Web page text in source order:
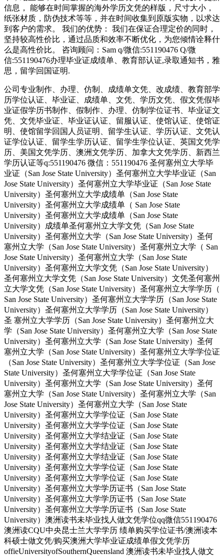
信息， 能够在时间掌握的海外学历文凭的样版，尺寸大小，
纸张材质，防伪技术等等，并在时间收集到原版实物，以求达
到客户的需求。 我们的优势： 我们在保证合理定价的同时，
坚持较高性价比，通过品质和效率不断优化，为您倾情诠释什
么是高性价比。 咨询顾问：Sam q/微信:551190476 Q/微
信:551190476办理毕业证成绩单、教育部认证,录取通知书，雅
思，留学回国证明.
公司专业制作、办理、仿制、成绩单文凭、改成绩、教育部学
历学位认证、毕业证、成绩单、文凭、学历文凭、假文凭假毕
业证假学历书制作、假制作、办理、仿制学位证书、毕业证文
凭、文凭毕业证、毕业证认证、留服认证、使馆认证、使馆证
明、使馆留学回国人员证明、留学生认证、学历认证、文凭认
证学位认证、留学生学历认证、留学生学位认证、英国文凭学
历、美国文凭学历、澳洲文凭学历、加拿大文凭学历、新西兰
学历认证等q:551190476 微信：551190476 圣何塞州立大学毕
业证（San Jose State University）圣何塞州立大学毕业证（San
Jose State University）圣何塞州立大学毕业证（San Jose State
University）圣何塞州立大学成绩单（San Jose State
University）圣何塞州立大学成绩单（ San Jose State
University）圣何塞州立大学成绩单（San Jose State
University）成绩单圣何塞州立大学文凭（San Jose State
University）圣何塞州立大学（San Jose State University）圣何
塞州立大学（San Jose State University）圣何塞州立大学（ San
Jose State University）圣何塞州立大学（San Jose State
University）圣何塞州立大学文凭（San Jose State University）
圣何塞州立大学文凭（San Jose State University）文凭圣何塞州
立大学文凭（San Jose State University）圣何塞州立大学学历（
San Jose State University）圣何塞州立大学学历（San Jose State
University）圣何塞州立大学学历（San Jose State University）
圣 塞州立大学学历（San Jose State University）圣何塞州立大
学（San Jose State University）圣何塞州立大学（San Jose State
University）圣何塞州立大学（San Jose State University）圣何
塞州立大学（San Jose State University）圣何塞州立大学学位证
（San Jose State University）圣何塞州立大学学位证（San Jose
State University）圣何塞州立大学学位证（San Jose State
University）圣何塞州立大学（San Jose State University）圣何
塞州立大学（San Jose State University）圣何塞州立大学（San
Jose State University）圣何塞州立大学（San Jose State
University）圣何塞州立大学学位证（San Jose State
University）圣何塞州立大学学位证（San Jose State
University）圣何塞州立大学结业证（San Jose State
University）圣何塞州立大学结业证（San Jose State
University）圣何塞州立大学结业证（San Jose State
University）圣何塞州立大学学位证（San Jose State
University）圣何塞州立大学学位证（San Jose State
University）圣何塞州立大学学历证书（San Jose State
University）圣何塞州立大学学历证书（San Jose State
University）圣何塞州立大学学历证书（San Jose State
University）澳洲读书未毕业找人做文凭学位qq微信551190476
澳洲读CQU中央昆士兰大学学历 绩单购买学位证书/澳洲读本
科硕士做文凭/购买澳洲大学毕业证成绩单假文凭学历
offieUniversityofSouthernQueensland 澳洲读书未毕业找人做文